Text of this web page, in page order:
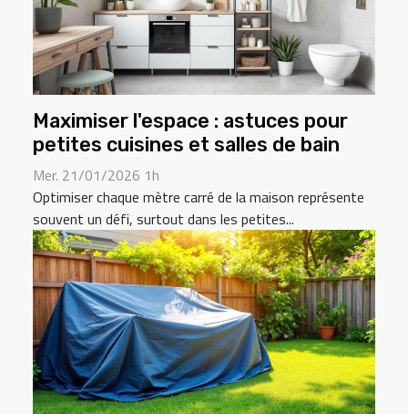
Maximiser l'espace : astuces pour
petites cuisines et salles de bain
Mer. 21/01/2026 1h
Optimiser chaque mètre carré de la maison représente
souvent un défi, surtout dans les petites...